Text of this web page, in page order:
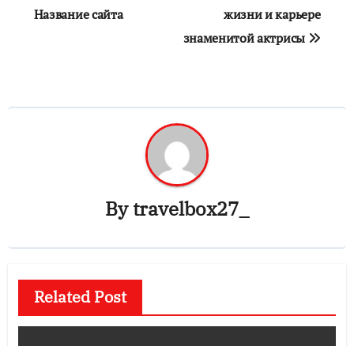
Название сайта
жизни и карьере
знаменитой актрисы
Bytravelbox27_
Related Post